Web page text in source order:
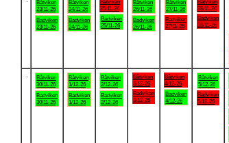
Båtviken
23/11-26
Badviken
23/11-26
Båtviken
24/11-26
Badviken
24/11-26
Båtviken
25/11-26
Badviken
25/11-26
Båtviken
26/11-26
Badviken
26/11-26
Båtviken
27/11-26
Badviken
27/11-26
Båtviken
28/11-26
Badviken
28/11-26
Båtviken
30/11-26
Badviken
30/11-26
Båtviken
1/12-26
Badviken
1/12-26
Båtviken
2/12-26
Badviken
2/12-26
Båtviken
3/12-26
Badviken
3/12-26
Båtviken
4/12-26
Badviken
4/12-26
Båtviken
5/12-26
Badviken
5/12-26